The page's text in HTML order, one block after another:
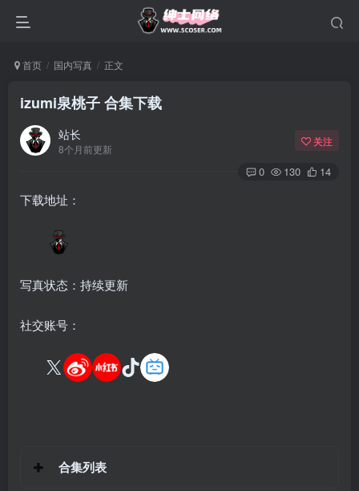
首页 国内写真 正文
izumi泉桃子 合集下载
站长
8个月前更新
关注
0 130 14
下载地址：
写真状态：持续更新
社交账号：
合集列表